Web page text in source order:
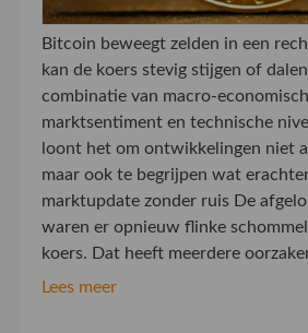
Bitcoin beweegt zelden in een
kan de koers stevig stijgen of
combinatie van macro-
marktsentiment en technische
loont het om ontwikkelingen niet
maar ook te begrijpen wat
marktupdate zonder ruis De
waren er opnieuw flinke
koers. Dat heeft meerdere
Lees meer